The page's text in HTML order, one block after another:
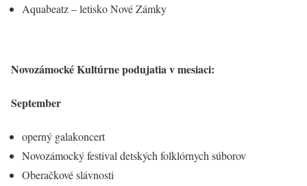
Aquabeatz – letisko Nové Zámky
Novozámocké Kultúrne podujatia v mesiaci:
September
operný galakoncert
Novozámocký festival detských folklórnych súborov
Oberačkové slávnosti